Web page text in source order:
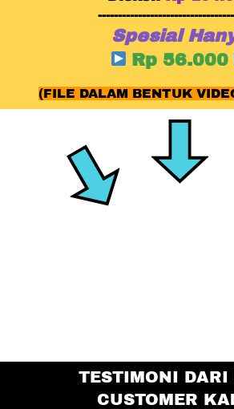
Spesial
Rp 56.000
(FILE DALAM BENTUK
CUSTOMER